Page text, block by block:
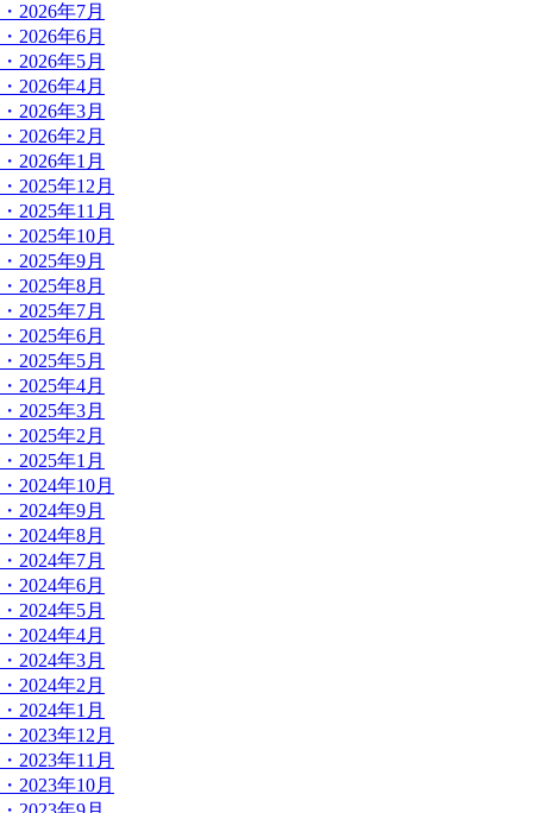
・2026年7月
・2026年6月
・2026年5月
・2026年4月
・2026年3月
・2026年2月
・2026年1月
・2025年12月
・2025年11月
・2025年10月
・2025年9月
・2025年8月
・2025年7月
・2025年6月
・2025年5月
・2025年4月
・2025年3月
・2025年2月
・2025年1月
・2024年10月
・2024年9月
・2024年8月
・2024年7月
・2024年6月
・2024年5月
・2024年4月
・2024年3月
・2024年2月
・2024年1月
・2023年12月
・2023年11月
・2023年10月